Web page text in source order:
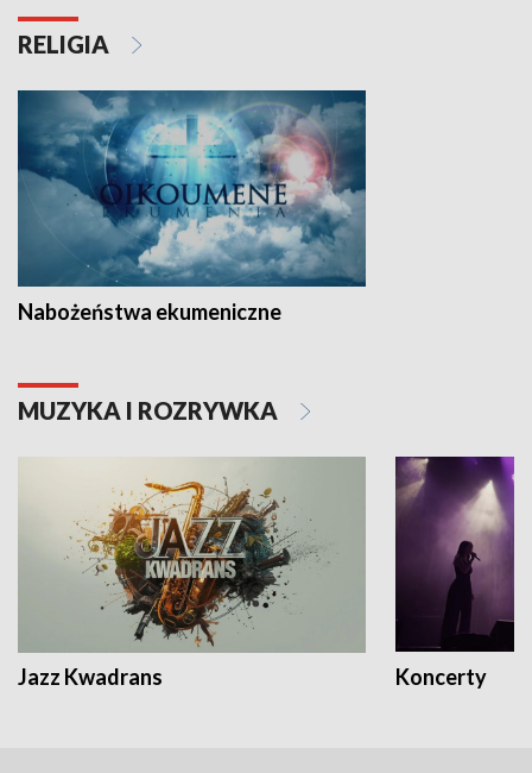
RELIGIA
Nabożeństwa ekumeniczne
MUZYKA I ROZRYWKA
Jazz Kwadrans Koncerty